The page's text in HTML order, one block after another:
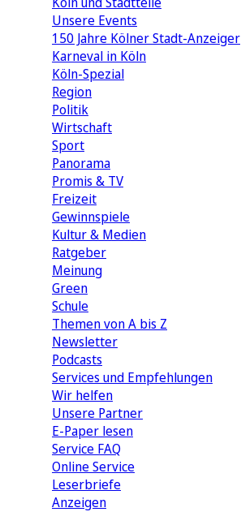
Unsere Events
150 Jahre Kölner Stadt-Anzeiger
Karneval in Köln
Köln-Spezial
Region
Politik
Wirtschaft
Sport
Panorama
Promis & TV
Freizeit
Gewinnspiele
Kultur & Medien
Ratgeber
Meinung
Green
Schule
Themen von A bis Z
Newsletter
Podcasts
Services und Empfehlungen
Wir helfen
Unsere Partner
E-Paper lesen
Service FAQ
Online Service
Leserbriefe
Anzeigen